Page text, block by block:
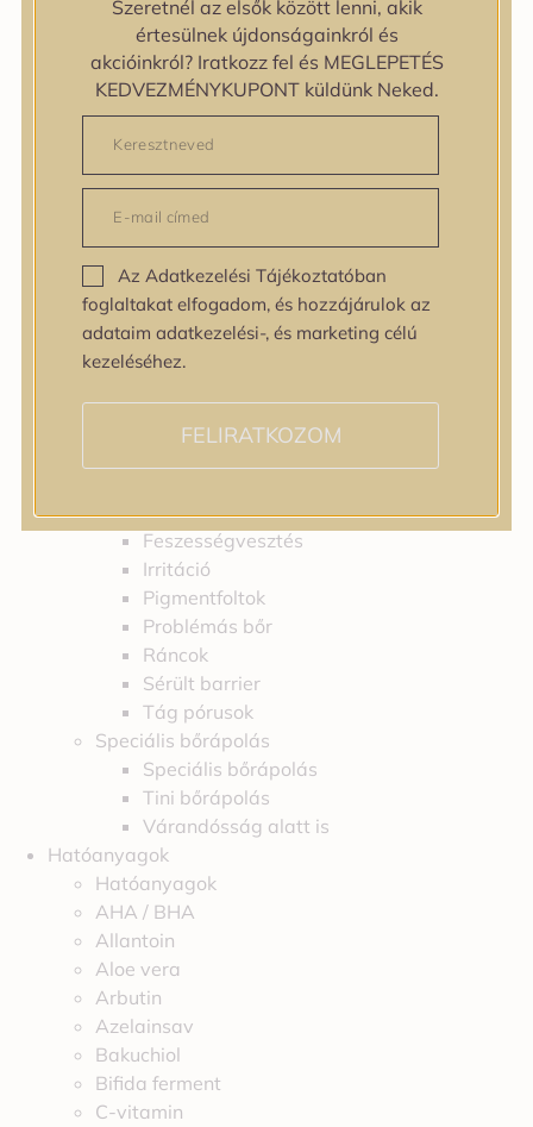
zipiderm
Bőrállapot
Bőrállapot
Bőrtípus
Bőrtípus
Kombinált
Száraz
Zsíros
Bőrprobléma
Bőrprobléma
Bőrpír
Dehidratált bőr
Egyenetlen bőrtextúra
Egyenetlen tónus
Fakóság
Feszességvesztés
Irritáció
Pigmentfoltok
Problémás bőr
Ráncok
Sérült barrier
Tág pórusok
Speciális bőrápolás
Speciális bőrápolás
Tini bőrápolás
Várandósság alatt is
Hatóanyagok
Hatóanyagok
AHA / BHA
Allantoin
Aloe vera
Arbutin
Azelainsav
Bakuchiol
Bifida ferment
C-vitamin
Szeretnél az elsők között lenni, akik
értesülnek újdonságainkról és
akcióinkról? Iratkozz fel és MEGLEPETÉS
KEDVEZMÉNYKUPONT küldünk Neked.
Az Adatkezelési Tájékoztatóban
foglaltakat elfogadom, és hozzájárulok az
adataim adatkezelési-, és marketing célú
kezeléséhez.
FELIRATKOZOM